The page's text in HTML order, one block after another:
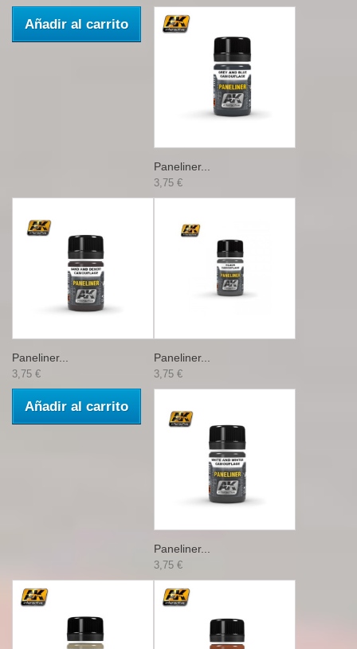
Añadir al carrito
Paneliner...
3,75 €
Paneliner...
3,75 €
Añadir al carrito
Paneliner...
3,75 €
Paneliner...
3,75 €